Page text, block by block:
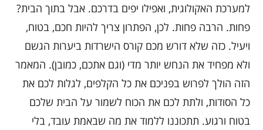
למערכת האקולוגית, ואפילו יפים בדרכם. אבל בתוך הבית?
פחות. הרבה פחות. לכן, הפתרון צריך להיות חכם, בטוח,
ויעיל. כזה שלא דורש מכם קורס הישרדות ביערות הגשם
ולא מפחיד את הנחש יותר מדי (וגם אתכם, כמובן). המאמר
הזה הולך לפרוש בפניכם את כל הקלפים, לגלות לכם את
כל הסודות, ולתת לכם את הכוח לשמור על הבית שלכם
בטוח ורגוע. תתכוננו ללמוד את מה שבאמת עובד, בלי